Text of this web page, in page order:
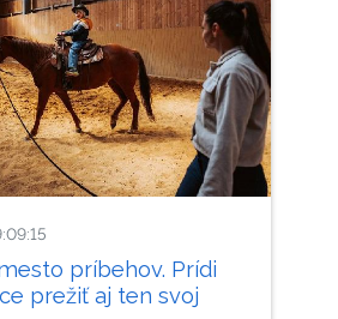
príbehov. Prídi
prežiť aj ten svoj